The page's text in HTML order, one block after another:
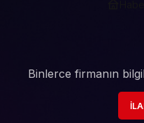
Binlerce firmanın